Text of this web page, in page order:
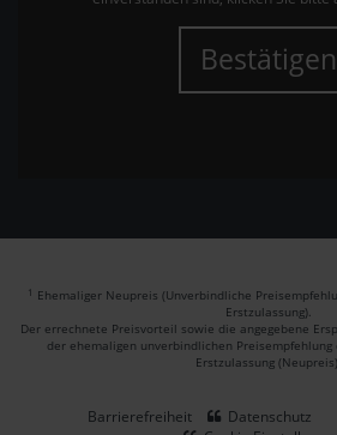
Bestätigen
1 Ehemaliger Neupreis (Unverbindliche
Erstzulassung).
Der errechnete Preisvorteil sowie die angegebene
der ehemaligen unverbindlichen
Erstzulassung
Barrierefreiheit Datenschutz